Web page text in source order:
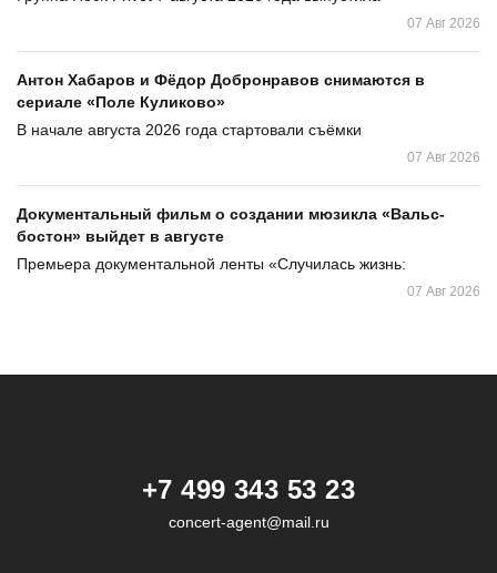
07 Авг 2026
Антон Хабаров и Фёдор Добронравов снимаются в
сериале «Поле Куликово»
В начале августа 2026 года стартовали съёмки
07 Авг 2026
Документальный фильм о создании мюзикла «Вальс-
бостон» выйдет в августе
Премьера документальной ленты «Случилась жизнь:
07 Авг 2026
+7 499 343 53 23
concert-agent@mail.ru